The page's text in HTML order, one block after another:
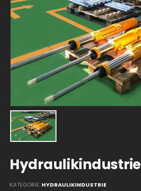
Hydraulikindustrie
KATEGORIE: HYDRAULIKINDUSTRIE